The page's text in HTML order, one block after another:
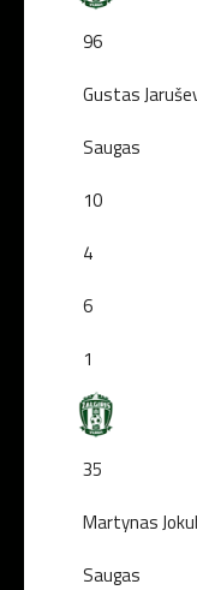
96
Gustas
Saugas
10
4
6
1
35
Martynas
Saugas